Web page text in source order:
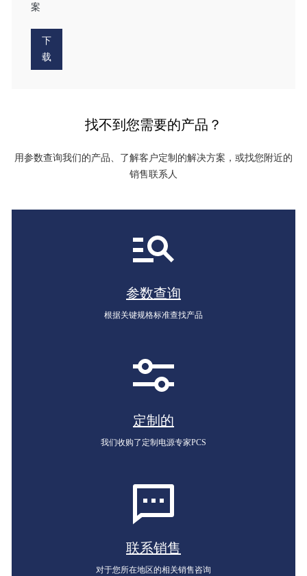
案
下
载
找不到您需要的产品？
用参数查询我们的产品、了解客户定制的解决方案，或找您附近的
销售联系人
参数查询
根据关键规格标准查找产品
定制的
我们收购了定制电源专家PCS
联系销售
对于您所在地区的相关销售咨询